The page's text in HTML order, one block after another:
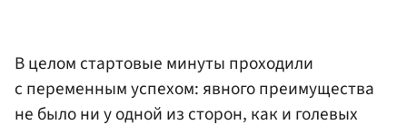
В целом стартовые минуты проходили
с переменным успехом: явного преимущества
не было ни у одной из сторон, как и голевых